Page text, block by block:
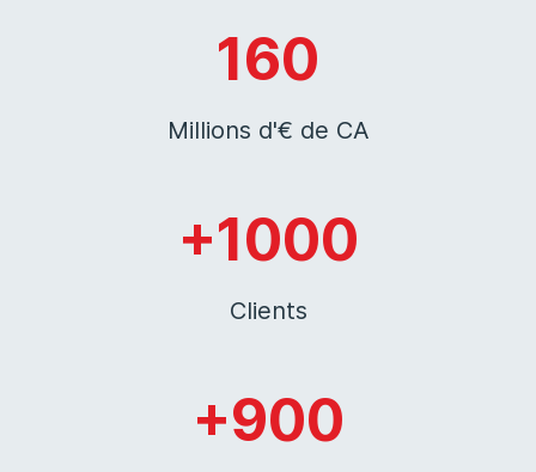
160
Millions d'€ de CA
+1000
Clients
+900